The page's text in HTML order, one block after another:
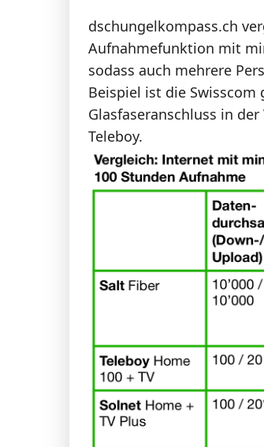
dschungelkompass.ch
Aufnahmefunktion mit
sodass auch mehrere
Beispiel ist die
Glasfaseranschluss in
Teleboy.